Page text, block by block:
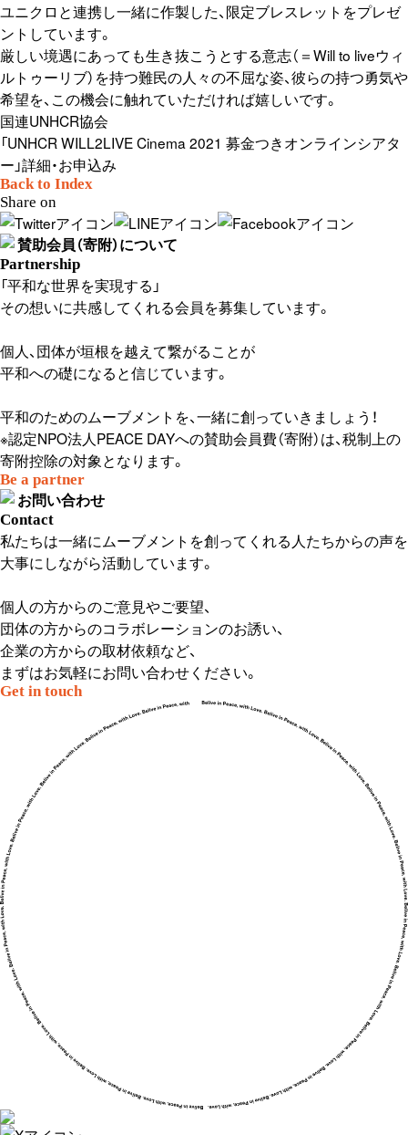
ユニクロと連携し一緒に作製した、限定ブレスレットをプレゼ
ントしています。
厳しい境遇にあっても生き抜こうとする意志（＝Will to liveウィ
ルトゥーリブ）を持つ難民の人々の不屈な姿、彼らの持つ勇気や
希望を、この機会に触れていただければ嬉しいです。
国連UNHCR協会
「UNHCR WILL2LIVE Cinema 2021 募金つきオンラインシアタ
ー」詳細・お申込み
Back to Index
Share on
賛助会員（寄附）について
Partnership
「平和な世界を実現する」
その想いに共感してくれる会員を募集しています。
個人、団体が垣根を越えて繋がることが
平和への礎になると信じています。
平和のためのムーブメントを、一緒に創っていきましょう！
※認定NPO法人PEACE DAYへの賛助会員費（寄附）は、税制上の
寄附控除の対象となります。
Be a partner
お問い合わせ
Contact
私たちは一緒にムーブメントを創ってくれる人たちからの声を
大事にしながら活動しています。
個人の方からのご意見やご要望、
団体の方からのコラボレーションのお誘い、
企業の方からの取材依頼など、
まずはお気軽にお問い合わせください。
Get in touch